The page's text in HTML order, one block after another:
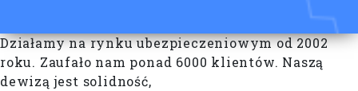
Działamy na rynku ubezpieczeniowym od 2002
roku. Zaufało nam ponad 6000 klientów. Naszą
dewizą jest solidność,